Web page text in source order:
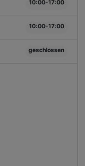
10:00-17:00
10:00-17:00
geschlossen